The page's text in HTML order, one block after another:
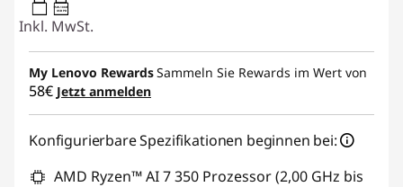
95W-100W
USB PD
Inkl. MwSt.
My Lenovo RewardsSammeln Sie Rewards im Wert von
58€ Jetzt anmelden
Konfigurierbare Spezifikationen beginnen bei:
AMD Ryzen™ AI 7 350 Prozessor (2,00 GHz bis